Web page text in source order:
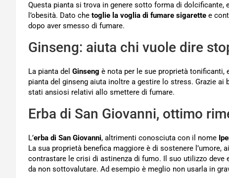
Questa pianta si trova in genere sotto forma di
l’obesità. Dato che toglie la voglia di fumare sigarette e
dopo aver smesso di fumare.
Ginseng: aiuta chi vuole dire
La pianta del Ginseng è nota per le sue proprietà tonificanti,
pianta del ginseng aiuta inoltre a gestire lo stress. Grazie ai
stati ansiosi relativi allo smettere di fumare.
Erba di San Giovanni, ottimo
L’erba di San Giovanni, altrimenti conosciuta con il nome
La sua proprietà benefica maggiore è di sostenere
contrastare le crisi di astinenza di fumo. Il suo utilizzo
da non sottovalutare. Ad esempio è meglio non usarla in